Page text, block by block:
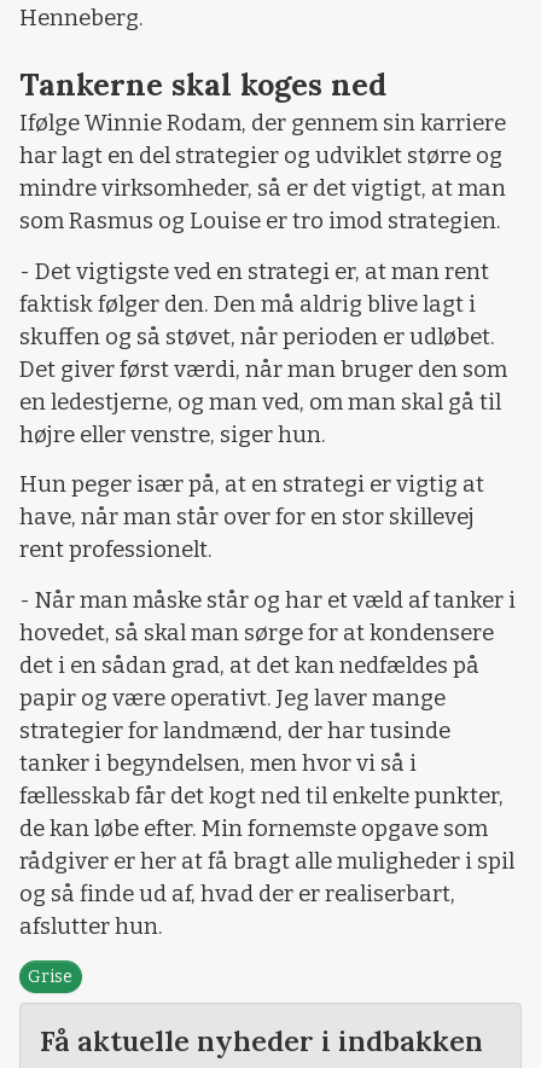
Henneberg.
Tankerne skal koges ned
Ifølge Winnie Rodam, der gennem sin karriere
har lagt en del strategier og udviklet større og
mindre virksomheder, så er det vigtigt, at man
som Rasmus og Louise er tro imod strategien.
- Det vigtigste ved en strategi er, at man rent
faktisk følger den. Den må aldrig blive lagt i
skuffen og så støvet, når perioden er udløbet.
Det giver først værdi, når man bruger den som
en ledestjerne, og man ved, om man skal gå til
højre eller venstre, siger hun.
Hun peger især på, at en strategi er vigtig at
have, når man står over for en stor skillevej
rent professionelt.
- Når man måske står og har et væld af tanker i
hovedet, så skal man sørge for at kondensere
det i en sådan grad, at det kan nedfældes på
papir og være operativt. Jeg laver mange
strategier for landmænd, der har tusinde
tanker i begyndelsen, men hvor vi så i
fællesskab får det kogt ned til enkelte punkter,
de kan løbe efter. Min fornemste opgave som
rådgiver er her at få bragt alle muligheder i spil
og så finde ud af, hvad der er realiserbart,
afslutter hun.
Grise
Få aktuelle nyheder i indbakken